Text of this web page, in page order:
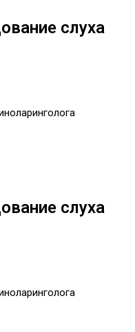
слуха
слуха